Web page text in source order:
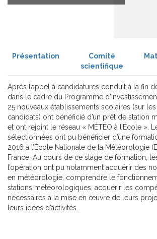
Présentation
Comité
scientifique
Après l’appel à candidatures conduit à la fin
dans le cadre du Programme
25 nouveaux établissements scolaires (sur les
candidats) ont bénéficié d’un prêt de station
et ont rejoint le réseau « MÉTÉO à l’École ».
sélectionnées ont pu bénéficier d’une
2016 à l’École Nationale de la Météorologie
France. Au cours de ce stage de formation,
l’opération ont pu notamment acquérir des
en météorologie, comprendre le
stations météorologiques, acquérir les
nécessaires à la mise en œuvre de leurs
leurs idées d’activités…